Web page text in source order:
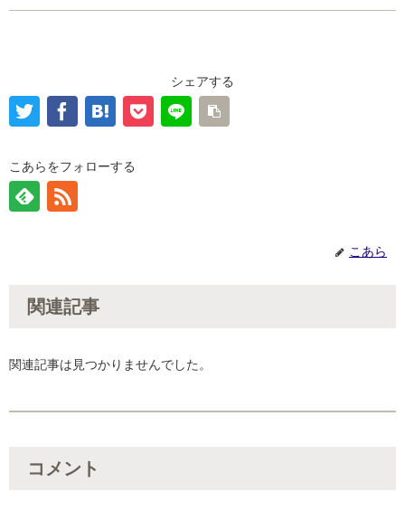
シェアする
こあらをフォローする
こあら
関連記事
関連記事は見つかりませんでした。
コメント